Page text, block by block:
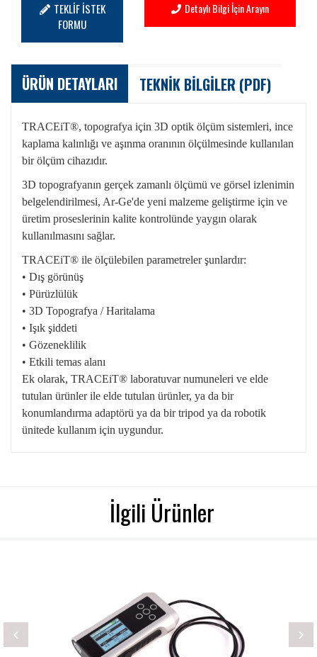
TEKLİF İSTEK
FORMU
Detaylı Bilgi İçin Arayın
ÜRÜN DETAYLARI TEKNİK BİLGİLER (PDF)
TRACEiT®, topografya için 3D optik ölçüm sistemleri, ince
kaplama kalınlığı ve aşınma oranının ölçülmesinde kullanılan
bir ölçüm cihazıdır.
3D topografyanın gerçek zamanlı ölçümü ve görsel izlenimin
belgelendirilmesi, Ar-Ge'de yeni malzeme geliştirme için ve
üretim proseslerinin kalite kontrolünde yaygın olarak
kullanılmasını sağlar.
TRACEiT® ile ölçülebilen parametreler şunlardır:
• Dış görünüş
• Pürüzlülük
• 3D Topografya / Haritalama
• Işık şiddeti
• Gözeneklilik
• Etkili temas alanı
Ek olarak, TRACEiT® laboratuvar numuneleri ve elde
tutulan ürünler ile elde tutulan ürünler, ya da bir
konumlandırma adaptörü ya da bir tripod ya da robotik
ünitede kullanım için uygundur.
İlgili Ürünler